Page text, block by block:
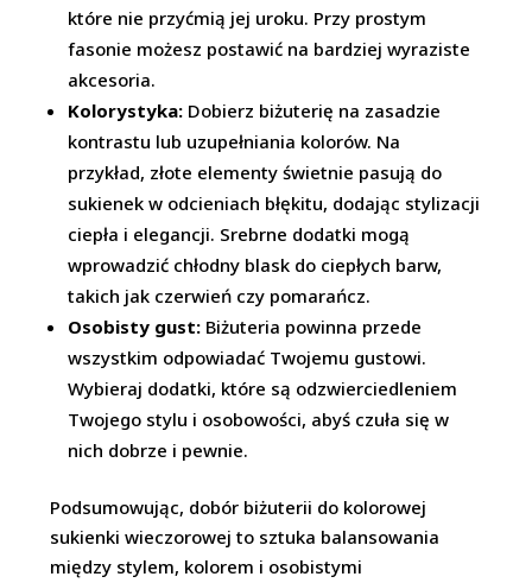
które nie przyćmią jej uroku. Przy prostym
fasonie możesz postawić na bardziej wyraziste
akcesoria.
Kolorystyka: Dobierz biżuterię na zasadzie
kontrastu lub uzupełniania kolorów. Na
przykład, złote elementy świetnie pasują do
sukienek w odcieniach błękitu, dodając stylizacji
ciepła i elegancji. Srebrne dodatki mogą
wprowadzić chłodny blask do ciepłych barw,
takich jak czerwień czy pomarańcz.
Osobisty gust: Biżuteria powinna przede
wszystkim odpowiadać Twojemu gustowi.
Wybieraj dodatki, które są odzwierciedleniem
Twojego stylu i osobowości, abyś czuła się w
nich dobrze i pewnie.
Podsumowując, dobór biżuterii do kolorowej
sukienki wieczorowej to sztuka balansowania
między stylem, kolorem i osobistymi